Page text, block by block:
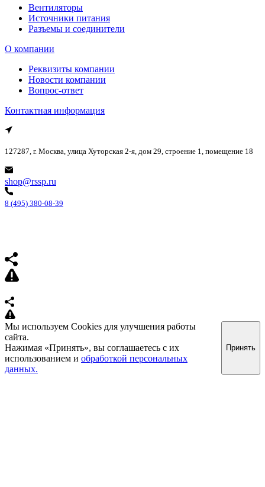
Вентиляторы
Источники питания
Разъемы и соединители
О компании
Реквизиты компании
Новости компании
Вопрос-ответ
Контактная информация
127287, г. Москва, улица Хуторская 2-я, дом 29, строение 1, помещение 18
shop@rssp.ru
8 (495) 380-08-39
Мы используем Cookies для улучшения работы
сайта.
Нажимая «Принять», вы соглашаетесь с их
использованием и обработкой персональных
данных.
Принять